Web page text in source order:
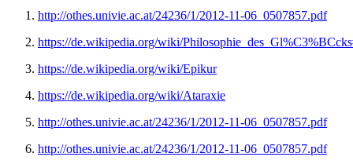
http://othes.univie.ac.at/24236/1/2012-11-06_0507857.pdf
https://de.wikipedia.org/wiki/
https://de.wikipedia.org/wiki/Epikur
https://de.wikipedia.org/wiki/Ataraxie
http://othes.univie.ac.at/24236/1/2012-11-06_0507857.pdf
http://othes.univie.ac.at/24236/1/2012-11-06_0507857.pdf